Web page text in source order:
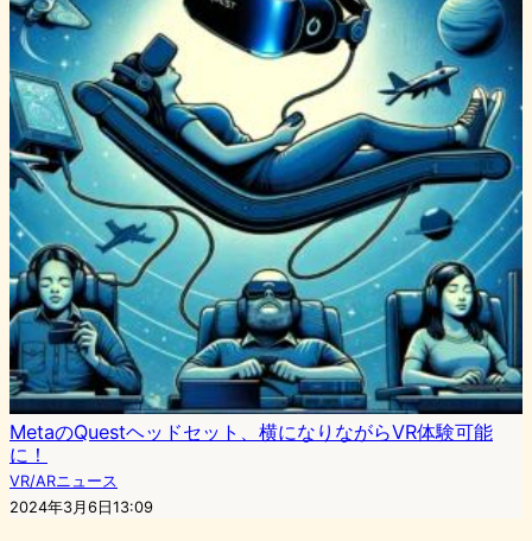
MetaのQuestヘッドセット、横になりながらVR体験可能
に！
VR/ARニュース
2024年3月6日13:09